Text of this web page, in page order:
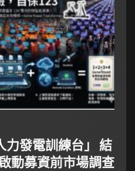
力發電訓練台」 結
動募資前市場調查